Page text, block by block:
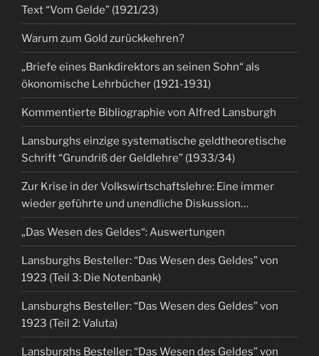
Text “Vom Gelde” (1921/23)
Warum zum Gold zurückkehren?
„Briefe eines Bankdirektors an seinen Sohn“ als
ökonomische Lehrbücher (1921-1931)
Kommentierte Bibliographie von Alfred Lansburgh
Lansburghs einzige systematische geldtheoretische
Schrift “Grundriß der Geldlehre” (1933/34)
Zur Krise in der Volkswirtschaftslehre: Eine immer
wieder geführte und unendliche Diskussion…
„Das Wesen des Geldes“: Auswertungen
Lansburghs Besteller: “Das Wesen des Geldes” von
1923 (Teil 3: Die Notenbank)
Lansburghs Besteller: “Das Wesen des Geldes” von
1923 (Teil 2: Valuta)
Lansburghs Besteller: “Das Wesen des Geldes” von